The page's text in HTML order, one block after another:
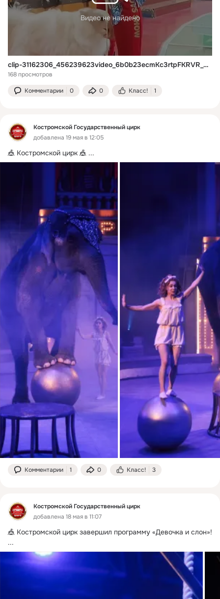
Видео не найдено
clip-31162306_456239623video_6b0b23ecmKc3rtpFKRVR_65RX8IKgVVqZMXuN_w_4zLNtY2RAML-x2n8jBFsJ2LPmA5r9zyzZrblLB05kVqQQazS6OIIr5u05WI
168 просмотров
Комментарии 0 0 Класс! 1
Костромской Государственный цирк
добавлена 19 мая в 12:05
🎪 Костромской цирк 🎪 ...
Комментарии 1 0 Класс! 3
Костромской Государственный цирк
добавлена 18 мая в 11:07
🎪 Костромской цирк завершил программу «Девочка и слон»!
...